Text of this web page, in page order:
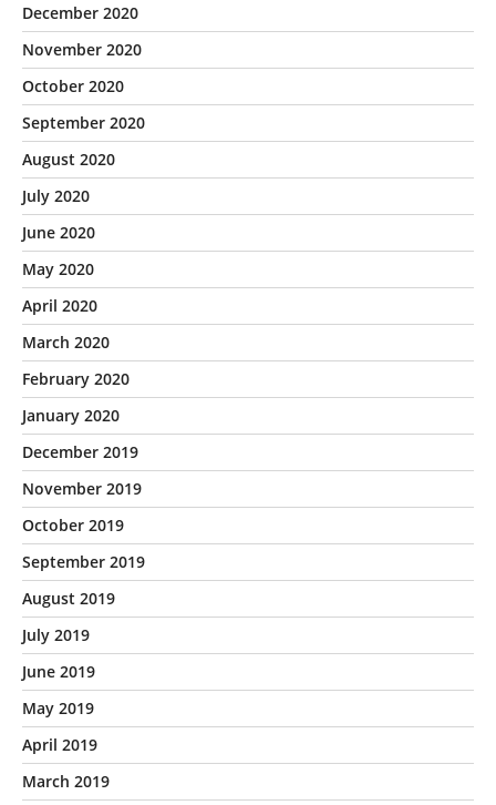
December 2020
November 2020
October 2020
September 2020
August 2020
July 2020
June 2020
May 2020
April 2020
March 2020
February 2020
January 2020
December 2019
November 2019
October 2019
September 2019
August 2019
July 2019
June 2019
May 2019
April 2019
March 2019